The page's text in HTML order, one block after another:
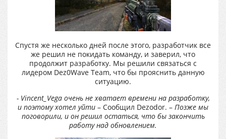
Спустя же несколько дней после этого, разработчик все
же решил не покидать команду, и заверил, что
продолжит разработку. Мы решили связаться с
лидером Dez0Wave Team, что бы прояснить данную
ситуацию.
- Vincent_Vega очень не хватает времени на разработку,
и поэтому хотел уйти – Сообщил Dezodor. – Позже мы
поговорили, и он решил остаться, что бы закончить
работу над обновлением.